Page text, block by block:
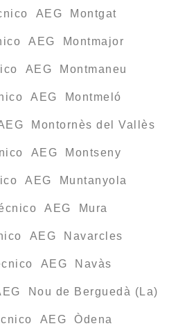
AEG Montgat
AEG Montmajor
AEG Montmaneu
AEG Montmeló
Montornès del Vallès
AEG Montseny
AEG Muntanyola
AEG Mura
AEG Navarcles
AEG Navàs
Nou de Berguedà (La)
AEG Òdena